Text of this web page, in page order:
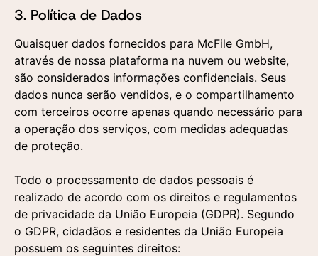
3. Política de Dados
Quaisquer dados fornecidos para McFile GmbH,
através de nossa plataforma na nuvem ou website,
são considerados informações confidenciais. Seus
dados nunca serão vendidos, e o compartilhamento
com terceiros ocorre apenas quando necessário para
a operação dos serviços, com medidas adequadas
de proteção.
Todo o processamento de dados pessoais é
realizado de acordo com os direitos e regulamentos
de privacidade da União Europeia (GDPR). Segundo
o GDPR, cidadãos e residentes da União Europeia
possuem os seguintes direitos: